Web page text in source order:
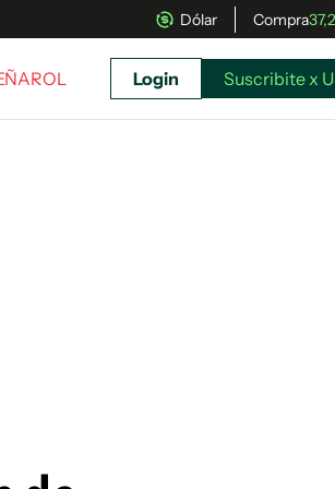
Dólar Compra
Login Suscribite x